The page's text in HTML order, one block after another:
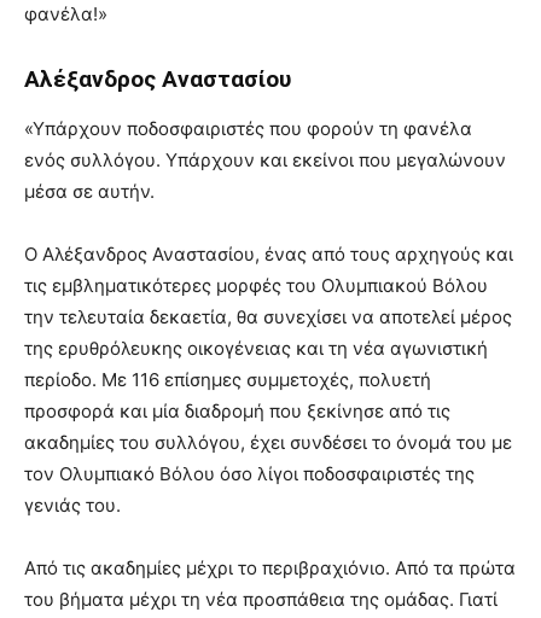
φανέλα!»
Αλέξανδρος Αναστασίου
«Υπάρχουν ποδοσφαιριστές που φορούν τη φανέλα
ενός συλλόγου. Υπάρχουν και εκείνοι που μεγαλώνουν
μέσα σε αυτήν.
Ο Αλέξανδρος Αναστασίου, ένας από τους αρχηγούς και
τις εμβληματικότερες μορφές του Ολυμπιακού Βόλου
την τελευταία δεκαετία, θα συνεχίσει να αποτελεί μέρος
της ερυθρόλευκης οικογένειας και τη νέα αγωνιστική
περίοδο. Με 116 επίσημες συμμετοχές, πολυετή
προσφορά και μία διαδρομή που ξεκίνησε από τις
ακαδημίες του συλλόγου, έχει συνδέσει το όνομά του με
τον Ολυμπιακό Βόλου όσο λίγοι ποδοσφαιριστές της
γενιάς του.
Από τις ακαδημίες μέχρι το περιβραχιόνιο. Από τα πρώτα
του βήματα μέχρι τη νέα προσπάθεια της ομάδας. Γιατί